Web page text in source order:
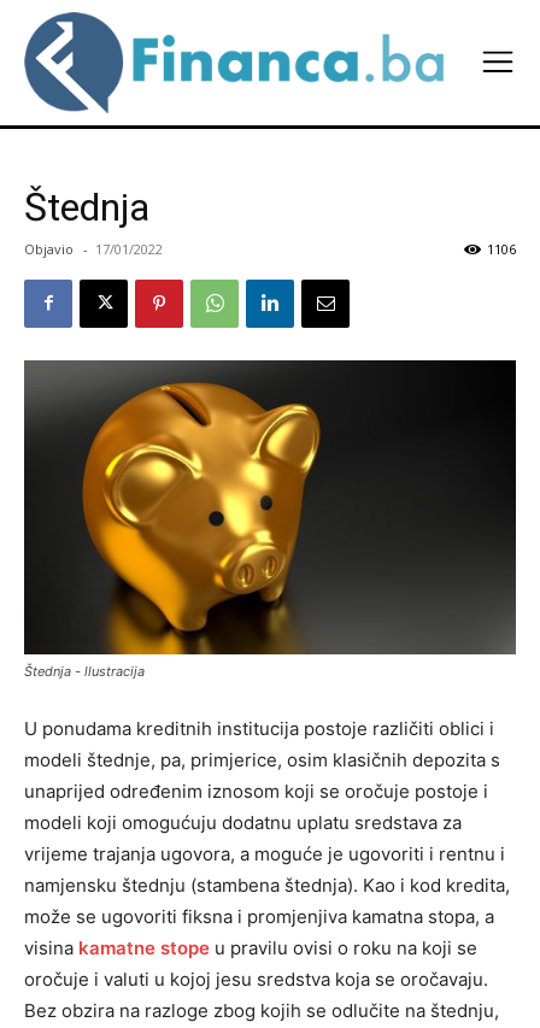
Štednja
Objavio - 17/01/2022 1106
Štednja - llustracija
U ponudama kreditnih institucija postoje različiti oblici i
modeli štednje, pa, primjerice, osim klasičnih depozita s
unaprijed određenim iznosom koji se oročuje postoje i
modeli koji omogućuju dodatnu uplatu sredstava za
vrijeme trajanja ugovora, a moguće je ugovoriti i rentnu i
namjensku štednju (stambena štednja). Kao i kod kredita,
može se ugovoriti fiksna i promjenjiva kamatna stopa, a
visina kamatne stope u pravilu ovisi o roku na koji se
oročuje i valuti u kojoj jesu sredstva koja se oročavaju.
Bez obzira na razloge zbog kojih se odlučite na štednju,